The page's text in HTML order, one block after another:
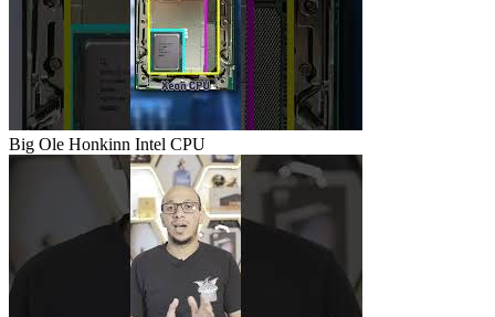
Big Ole Honkinn Intel CPU